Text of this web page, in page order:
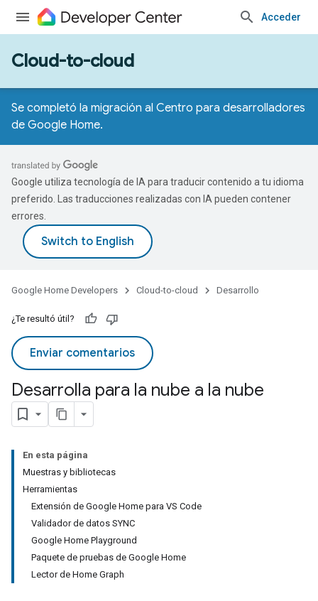
Acceder
Cloud-to-cloud
Se completó la migración al Centro para desarrolladores
de Google Home.
Google utiliza tecnología de IA para traducir contenido a tu idioma
preferido. Las traducciones realizadas con IA pueden contener
errores.
Google Home Developers Cloud-to-cloud Desarrollo
¿Te resultó útil?
Enviar comentarios
Desarrolla para la nube a la nube
En esta página
Muestras y bibliotecas
Herramientas
Extensión de Google Home para VS Code
Validador de datos SYNC
Google Home Playground
Paquete de pruebas de Google Home
Lector de Home Graph